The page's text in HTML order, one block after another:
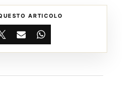
ARTICOLO
X EmailWhatsApp